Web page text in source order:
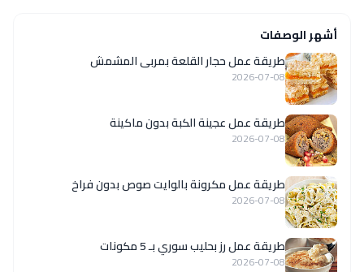
أشهر الوصفات
طريقة عمل حجار القلعة بمربى المشمش
2026-07-08
طريقة عمل عجينة الكبة بدون ماكينة
2026-07-08
طريقة عمل مكرونة بالوايت صوص بدون فراخ
2026-07-08
طريقة عمل رز بحليب سوري بـ 5 مكونات
2026-07-08